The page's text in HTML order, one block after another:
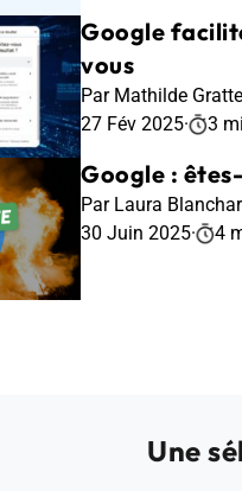
Google
vous
Par Mathilde
27 Fév 2025· 3
Google :
Par Laura
30 Juin 2025· 4
Une